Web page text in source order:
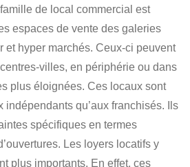
de local commercial est
espaces de vente des galeries
et hyper marchés. Ceux-ci peuvent
villes, en périphérie ou dans
plus éloignées. Ces locaux sont
indépendants qu’aux franchisés. Ils
spécifiques en termes
Les loyers locatifs y
plus importants. En effet, ces